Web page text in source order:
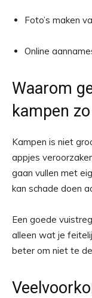
Foto’s maken
Online
Waarom
kampen
Kampen is niet
appjes
gaan vullen met
kan schade doen
Een goede
alleen wat je
beter om niet te